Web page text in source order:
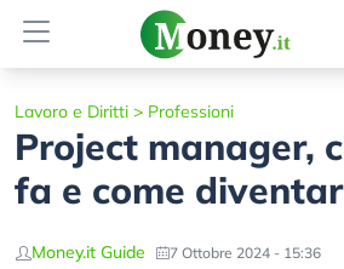
Lavoro e Diritti > Professioni
Project manager,
fa e come
Money.it Guide 7 Ottobre 2024 - 15:36